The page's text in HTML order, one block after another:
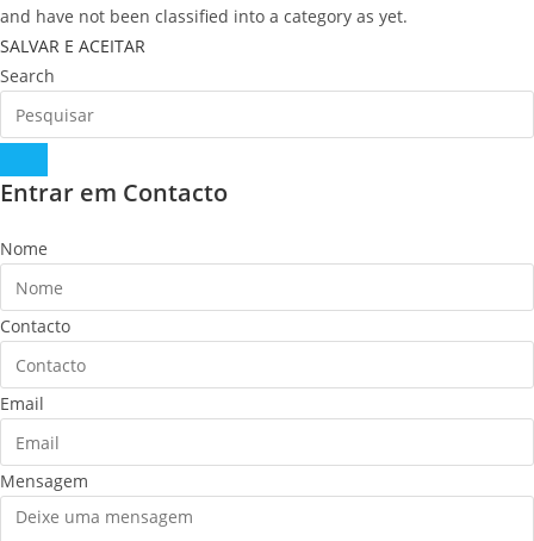
and have not been classified into a category as yet.
SALVAR E ACEITAR
Search
Entrar em Contacto
Nome
Contacto
Email
Mensagem